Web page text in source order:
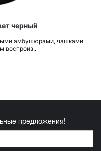
черный
амбушюрами, чашками
воспроиз..
предложения!